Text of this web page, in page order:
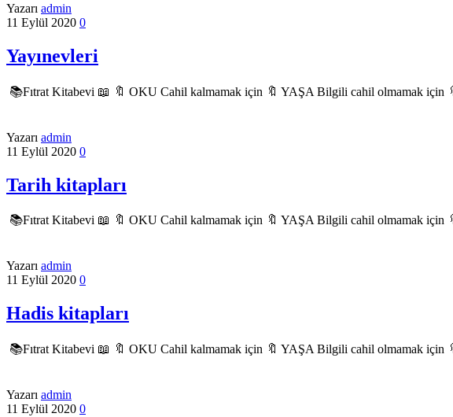
Yazarı admin
11 Eylül 2020 0
Yayınevleri
📚Fıtrat Kitabevi 📖 🔖 OKU Cahil kalmamak için 🔖 YAŞA Bilgili cahil olmamak için
Yazarı admin
11 Eylül 2020 0
Tarih kitapları
📚Fıtrat Kitabevi 📖 🔖 OKU Cahil kalmamak için 🔖 YAŞA Bilgili cahil olmamak için
Yazarı admin
11 Eylül 2020 0
Hadis kitapları
📚Fıtrat Kitabevi 📖 🔖 OKU Cahil kalmamak için 🔖 YAŞA Bilgili cahil olmamak için
Yazarı admin
11 Eylül 2020 0